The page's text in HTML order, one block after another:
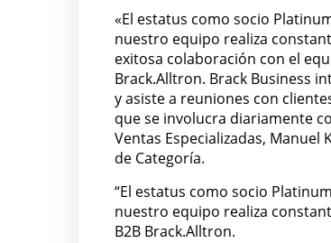
«El estatus como socio
nuestro equipo realiza
exitosa colaboración con el
Brack.Alltron. Brack Business
y asiste a reuniones con
que se involucra diariamente
Ventas Especializadas,
de Categoría.
“El estatus como socio
nuestro equipo realiza
B2B Brack.Alltron.